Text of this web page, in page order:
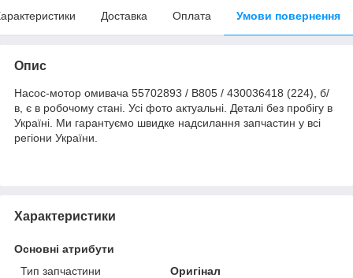
Доставка Оплата Умови повернення
Опис
Насос-мотор омивача 55702893 / B805 / 430036418 (224), б/
в, є в робочому стані. Усі фото актуальні. Деталі без пробігу в
Україні. Ми гарантуємо швидке надсилання запчастин у всі
регіони України.
Характеристики
Основні атрибути
Тип запчастини
Оригінал